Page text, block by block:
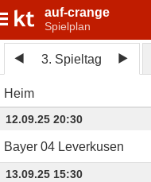
auf-crange
Spielplan
3. Spieltag
Heim
12.09.25 20:30
Bayer 04 Leverkusen
13.09.25 15:30